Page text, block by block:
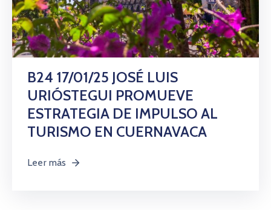
Directorio
Citas
B24 17/01/25 JOSÉ LUIS
URIÓSTEGUI PROMUEVE
ESTRATEGIA DE IMPULSO AL
TURISMO EN CUERNAVACA
Leer más